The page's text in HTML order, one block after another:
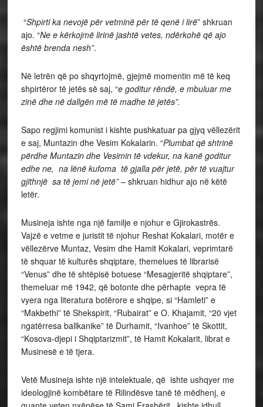
“Shpirti ka nevojë për vetminë për të qenë i lirë” shkruan
ajo. “Ne e kërkojmë lirinë jashtë vetes, ndërkohë që ajo
është brenda nesh”.
Në letrën që po shqyrtojmë, gjejmë momentin më të keq
shpirtëror të jetës së saj, “e goditur rëndë, e mbuluar me
zinë dhe në dallgën më të madhe të jetës”.
Sapo regjimi komunist i kishte pushkatuar pa gjyq vëllezërit
e saj, Muntazin dhe Vesim Kokalarin. “Plumbat që shtrinë
përdhe Muntazin dhe Vesimin të vdekur, na kanë goditur
edhe ne, na lënë kufoma të gjalla për jetë, për të vuajtur
gjithnjë sa të jemi në jetë”– shkruan hidhur ajo në këtë
letër.
Musineja ishte nga një familje e njohur e Gjirokastrës.
Vajzë e vetme e juristit të njohur Reshat Kokalari, motër e
vëllezërve Muntaz, Vesim dhe Hamit Kokalari, veprimtarë
të shquar të kulturës shqiptare, themelues të librarisë
“Venus” dhe të shtëpisë botuese “Mesagjeritë shqiptare”,
themeluar më 1942, që botonte dhe përhapte vepra të
vyera nga literatura botërore e shqipe, si “Hamleti” e
“Makbethi” të Shekspirit, “Rubairat” e O. Khajamit, “20 vjet
ngatërresa ballkanike” të Durhamit, “Ivanhoe” të Skottit,
“Kosova-djepi i Shqiptarizmit”, të Hamit Kokalarit, librat e
Musinesë e të tjera.
Vetë Musineja ishte një intelektuale, që ishte ushqyer me
ideologjinë kombëtare të Rilindësve tanë të mëdhenj, e